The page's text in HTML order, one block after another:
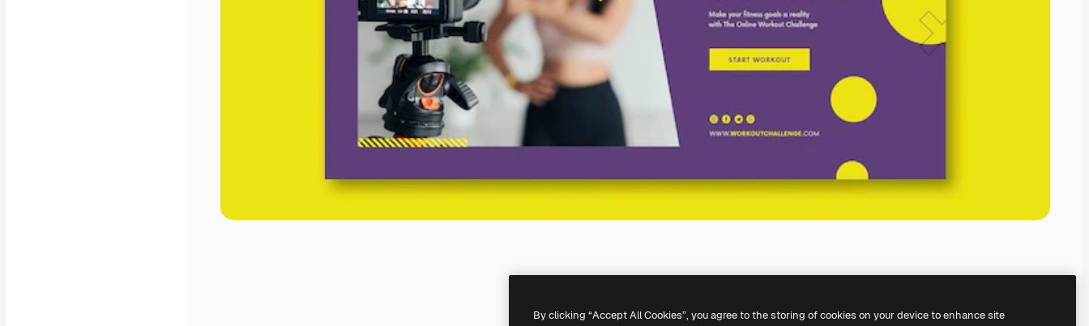
By clicking “Accept All Cookies”, you agree to the storing of cookies on your device to enhance site